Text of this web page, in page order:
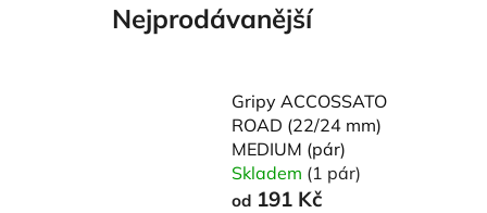
Nejprodávanější
Gripy ACCOSSATO
ROAD (22/24 mm)
MEDIUM (pár)
Skladem (1 pár)
od 191 Kč